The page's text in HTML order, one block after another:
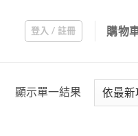
登入 / 註冊 購物
顯示單一結果